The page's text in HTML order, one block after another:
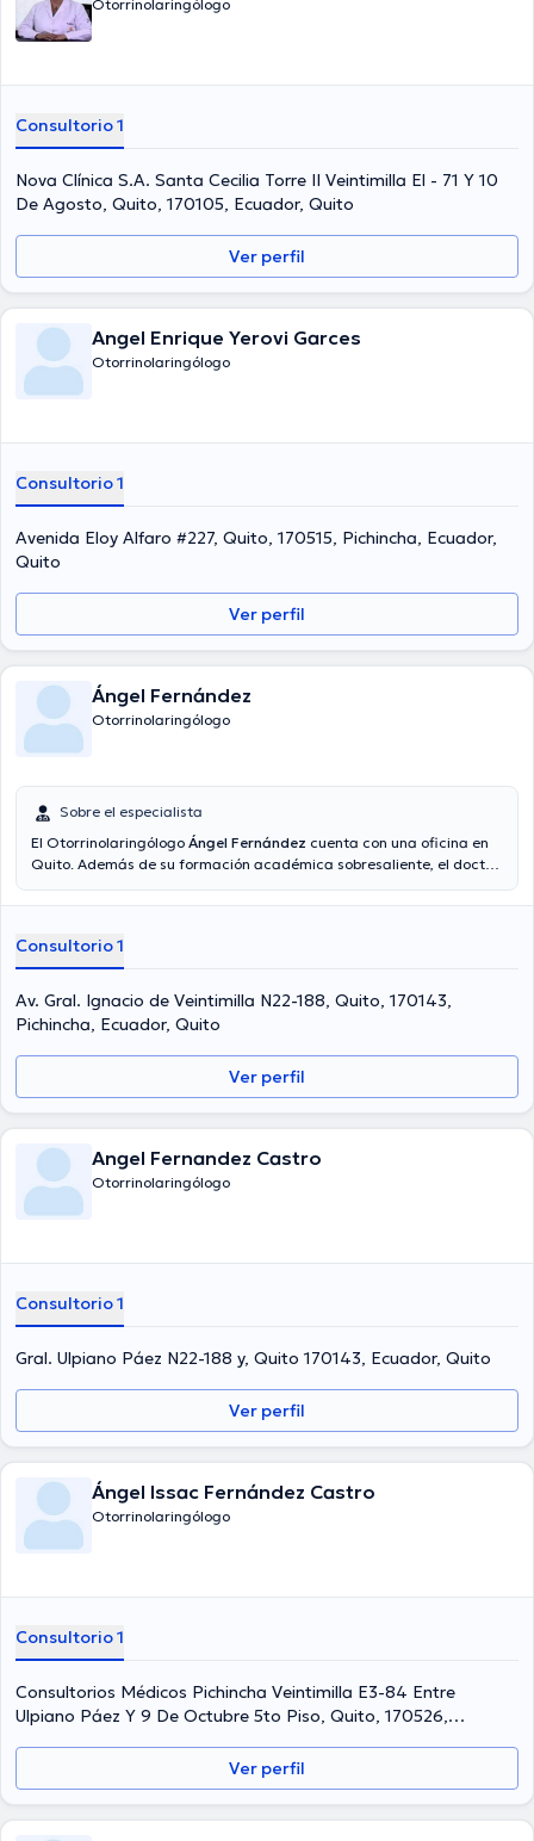
Otorrinolaringólogo
Consultorio 1
Nova Clínica S.A. Santa Cecilia Torre II Veintimilla El - 71 Y 10
De Agosto, Quito, 170105, Ecuador, Quito
Ver perfil
Angel Enrique Yerovi Garces
Otorrinolaringólogo
Consultorio 1
Avenida Eloy Alfaro #227, Quito, 170515, Pichincha, Ecuador,
Quito
Ver perfil
Ángel Fernández
Otorrinolaringólogo
Sobre el especialista
El Otorrinolaringólogo Ángel Fernández cuenta con una oficina en
Quito. Además de su formación académica sobresaliente, el doctor
numerosos años de experiencia laboral en su temática de estudio.
asociaciones médicas. Ángel Fernández ha cooperado en
abundantes conferencias con miras a tener una formación continua
en su ámbito de especialización y ha compartido diferentes
publicaciones.
Consultorio 1
Av. Gral. Ignacio de Veintimilla N22-188, Quito, 170143,
Pichincha, Ecuador, Quito
Ver perfil
Angel Fernandez Castro
Otorrinolaringólogo
Consultorio 1
Gral. Ulpiano Páez N22-188 y, Quito 170143, Ecuador, Quito
Ver perfil
Ángel Issac Fernández Castro
Otorrinolaringólogo
Consultorio 1
Consultorios Médicos Pichincha Veintimilla E3-84 Entre
Ulpiano Páez Y 9 De Octubre 5to Piso, Quito, 170526,
Ver perfil